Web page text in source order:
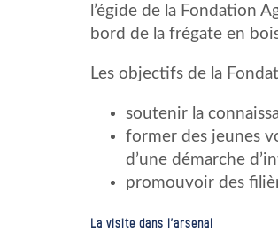
l’égide de la Fondation
bord de la frégate en
Les objectifs de la
soutenir la
former des jeunes
d’une démarche
promouvoir des
La visite dans l’arsenal